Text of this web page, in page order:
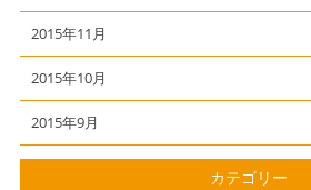
2015年11月
2015年10月
2015年9月
カテゴリー